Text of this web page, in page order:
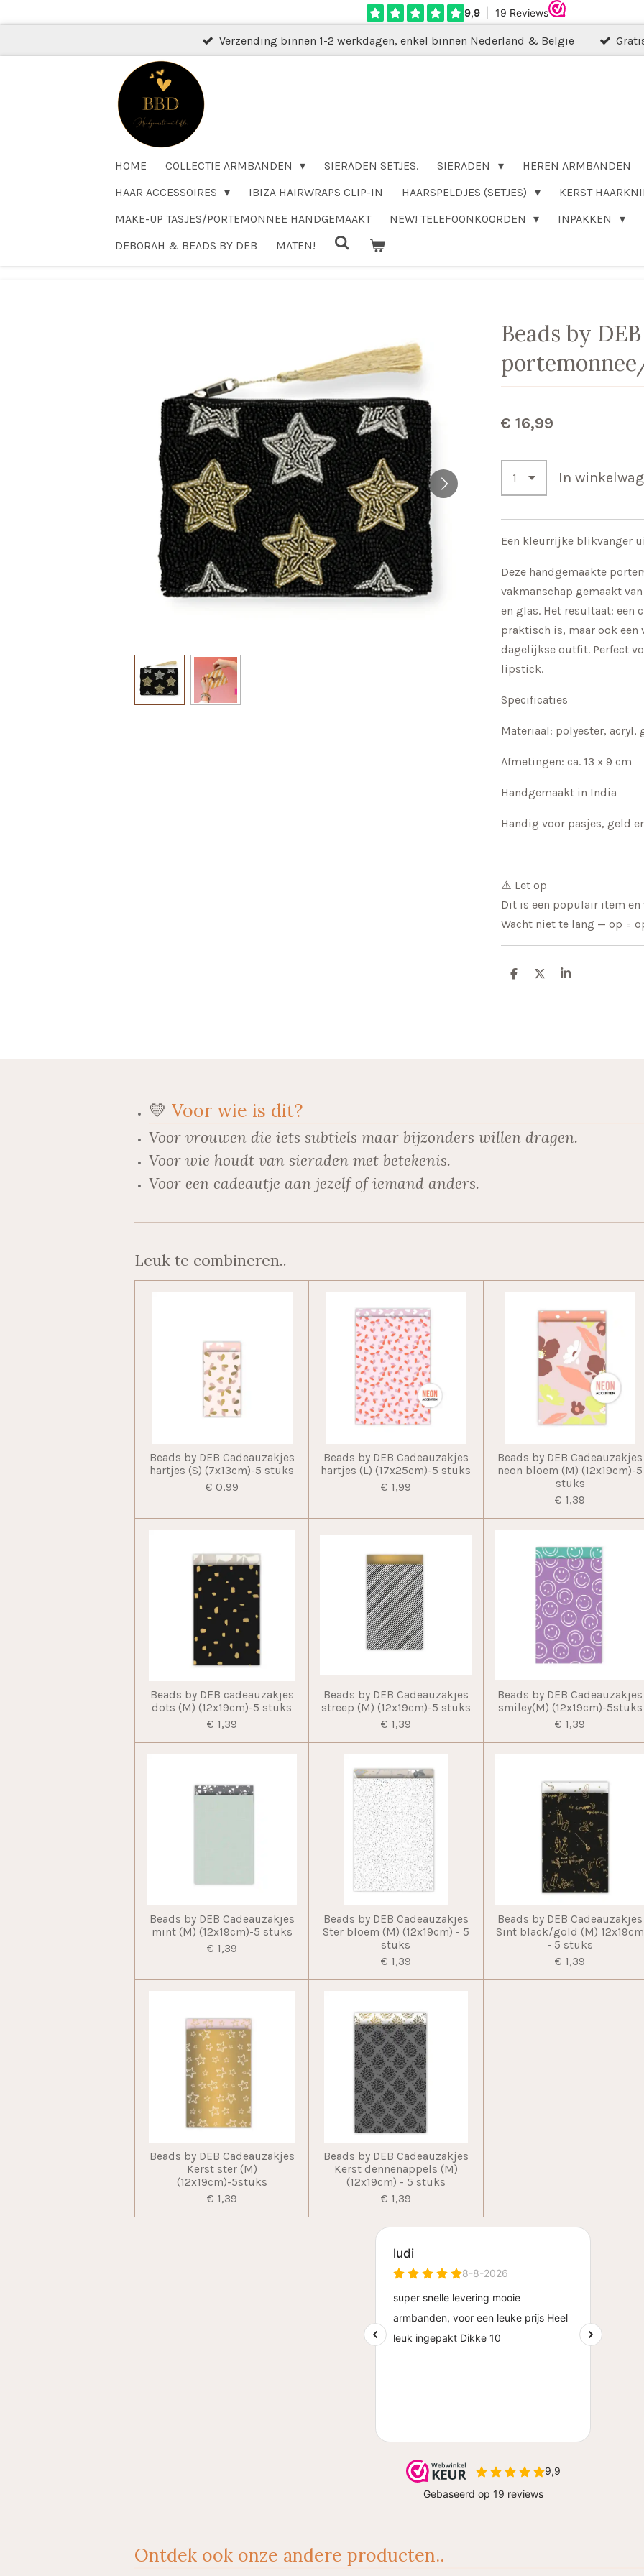
naar
Verzending binnen 1-2 werkdagen, enkel binnen Nederland & België
HOME COLLECTIE ARMBANDEN SIERADEN SETJES. SIERADEN
HEREN ARMBANDEN
HAAR ACCESSOIRES
IBIZA HAIRWRAPS CLIP-IN HAARSPELDJES (SETJES)
KERST
MAKE-UP TASJES/PORTEMONNEE HANDGEMAAKT
NEW! TELEFOONKOORDEN INPAKKEN
DEBORAH & BEADS BY DEB
MATEN!
Beads by
€ 16,99
In
Een kleurrijke blikvanger
Deze handgemaakte
vakmanschap gemaakt
en glas. Het resultaat: een
praktisch is, maar ook
dagelijkse outfit. Perfect
lipstick.
Specificaties
Materiaal: polyester, acryl,
Afmetingen: ca. 13 x 9 cm
Handgemaakt in India
Handig voor pasjes, geld
⚠️ Let op
Dit is een populair item
Wacht niet te lang — op =
D
D
S
💛 Voor wie is dit?
Voor vrouwen die iets subtiels maar bijzonders willen dragen.
Voor wie houdt van sieraden met betekenis.
Voor een cadeautje aan jezelf of iemand anders.
Leuk te combineren..
Beads by DEB Cadeauzakjes
hartjes (S) (7x13cm)-5 stuks
€ 0,99
Beads by DEB Cadeauzakjes
hartjes (L) (17x25cm)-5 stuks
€ 1,99
Beads by DEB Cadeauzakjes
neon bloem (M) (12x19cm)-5
stuks
€ 1,39
Beads by DEB cadeauzakjes
dots (M) (12x19cm)-5 stuks
€ 1,39
Beads by DEB Cadeauzakjes
streep (M) (12x19cm)-5 stuks
€ 1,39
Beads by DEB Cadeauzakjes
smiley(M) (12x19cm)-5stuks
€ 1,39
Beads by DEB Cadeauzakjes
mint (M) (12x19cm)-5 stuks
€ 1,39
Beads by DEB Cadeauzakjes
Ster bloem (M) (12x19cm) - 5
stuks
€ 1,39
Beads by DEB Cadeauzakjes
Sint black/gold (M) 12x19cm
- 5 stuks
€ 1,39
Beads by DEB Cadeauzakjes
Kerst ster (M)
(12x19cm)-5stuks
€ 1,39
Beads by DEB Cadeauzakjes
Kerst dennenappels (M)
(12x19cm) - 5 stuks
€ 1,39
Ontdek ook onze andere producten..